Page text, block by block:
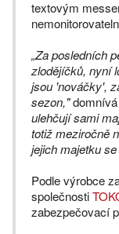
textovým
„Za posledních
zlodějíčků, nyní
jsou 'nováčky',
sezon,"domnívá
ulehčují sami
totiž meziročně
jejich majetku
Podle výrobce
společnosti
zabezpečovací